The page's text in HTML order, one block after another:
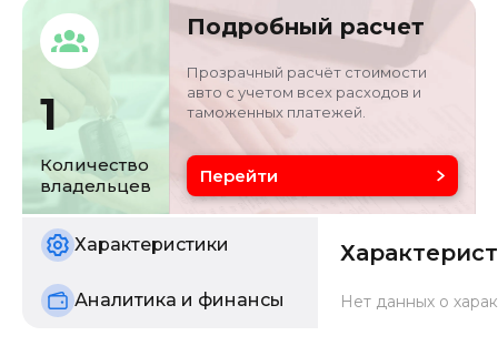
Кузов
седан
LSGZG5351PS02499
Объём двигателя
1.5 л
Цвет
Состояние
б/у
1
Количество
владельцев
Подробный расчет
Прозрачный расчёт стоимости
авто с учетом всех расходов и
таможенных платежей.
Перейти
Характеристики
Аналитика и финансы Нет данных о